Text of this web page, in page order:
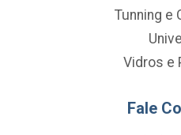
Tunning e
Vidros e
Fale